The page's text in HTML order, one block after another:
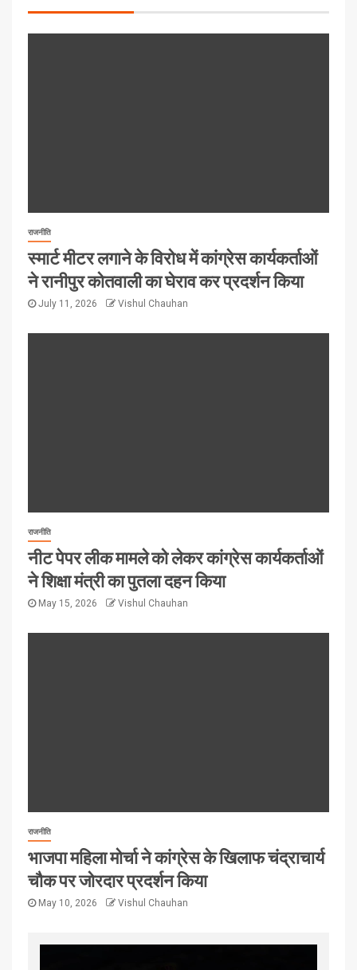
राजनीति
स्मार्ट मीटर लगाने के विरोध में कांग्रेस कार्यकर्ताओं
ने रानीपुर कोतवाली का घेराव कर प्रदर्शन किया
July 11, 2026 Vishul Chauhan
राजनीति
नीट पेपर लीक मामले को लेकर कांग्रेस कार्यकर्ताओं
ने शिक्षा मंत्री का पुतला दहन किया
May 15, 2026 Vishul Chauhan
राजनीति
भाजपा महिला मोर्चा ने कांग्रेस के खिलाफ चंद्राचार्य
चौक पर जोरदार प्रदर्शन किया
May 10, 2026 Vishul Chauhan